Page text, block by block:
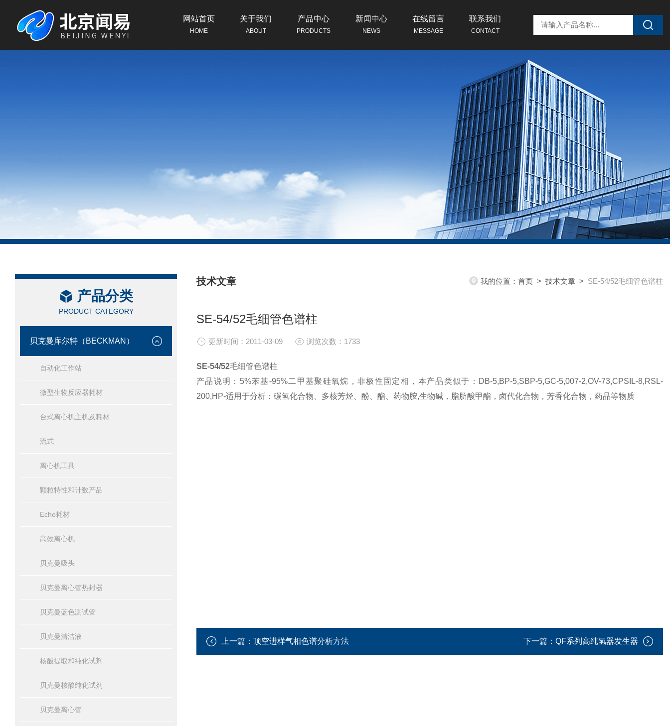
网站首页
HOME
关于我们
ABOUT
产品中心
PRODUCTS
新闻中心
NEWS
在线留言
MESSAGE
联系我们
CONTACT
产品分类
PRODUCT CATEGORY
贝克曼库尔特（BECKMAN）
自动化工作站
微型生物反应器耗材
台式离心机主机及耗材
流式
离心机工具
颗粒特性和计数产品
Echo耗材
高效离心机
贝克曼吸头
贝克曼离心管热封器
贝克曼蓝色测试管
贝克曼清洁液
核酸提取和纯化试剂
贝克曼核酸纯化试剂
贝克曼离心管
技术文章
/ TECHNICAL ARTICLES
我的位置： 首页 > 技术文章 > SE-54/52毛细管色谱柱
SE-54/52毛细管色谱柱
更新时间：2011-03-09 浏览次数：1733
SE-54/52毛细管色谱柱
产品说明：5%苯基-95%二甲基聚硅氧烷，非极性固定相，本产品类似于：DB-5,BP-5,SBP-5,GC-5,007-2,OV-73,CPSIL-8,RSL-
200,HP-适用于分析：碳氢化合物、多核芳烃、酚、酯、药物胺,生物碱，脂肪酸甲酯，卤代化合物，芳香化合物，药品等物质
上一篇： 顶空进样气相色谱分析方法 下一篇： QF系列高纯氢器发生器